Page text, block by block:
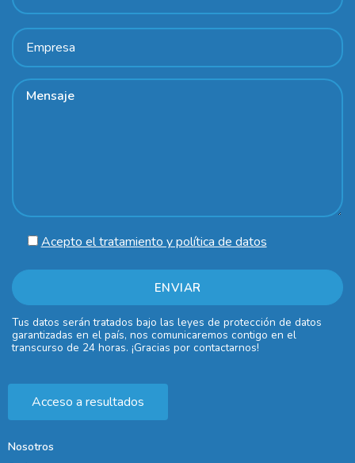
Acepto el tratamiento y política de datos
Tus datos serán tratados bajo las leyes de protección de datos
garantizadas en el país, nos comunicaremos contigo en el
transcurso de 24 horas. ¡Gracias por contactarnos!
Acceso a resultados
Nosotros